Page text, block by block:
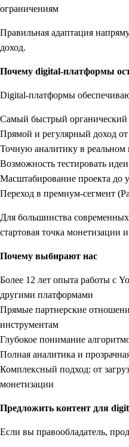
ограничениям
Правильная адаптация
доход.
Почему digital-платформы
Digital-платформы
Самый быстрый органический
Прямой и регулярный доход
Точную аналитику в реальном
Возможность тестировать
Масштабирование проекта до
Переход в премиум-сегмент
Для большинства
стартовая точка монетизации
Почему выбирают нас
Более 12 лет опыта работы с
другими платформами
Прямые партнерские
инструментам
Глубокое понимание
Полная аналитика и
Комплексный подход: от
монетизации
Предложить контент для
Если вы правообладатель,